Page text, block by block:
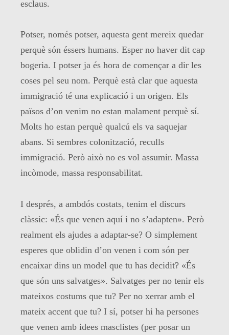
esclaus.
Potser, només potser, aquesta gent mereix quedar
perquè són éssers humans. Esper no haver dit cap
bogeria. I potser ja és hora de començar a dir les
coses pel seu nom. Perquè està clar que aquesta
immigració té una explicació i un origen. Els
països d’on venim no estan malament perquè sí.
Molts ho estan perquè qualcú els va saquejar
abans. Si sembres colonització, reculls
immigració. Però això no es vol assumir. Massa
incòmode, massa responsabilitat.
I després, a ambdós costats, tenim el discurs
clàssic: «És que venen aquí i no s’adapten». Però
realment els ajudes a adaptar-se? O simplement
esperes que oblidin d’on venen i com són per
encaixar dins un model que tu has decidit? «És
que són uns salvatges». Salvatges per no tenir els
mateixos costums que tu? Per no xerrar amb el
mateix accent que tu? I sí, potser hi ha persones
que venen amb idees masclistes (per posar un